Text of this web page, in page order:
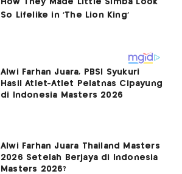
Alwi Farhan Juara, PBSI Syukuri
Hasil Atlet-Atlet Pelatnas Cipayung
di Indonesia Masters 2026
Alwi Farhan Juara Thailand Masters
2026 Setelah Berjaya di Indonesia
Masters 2026?